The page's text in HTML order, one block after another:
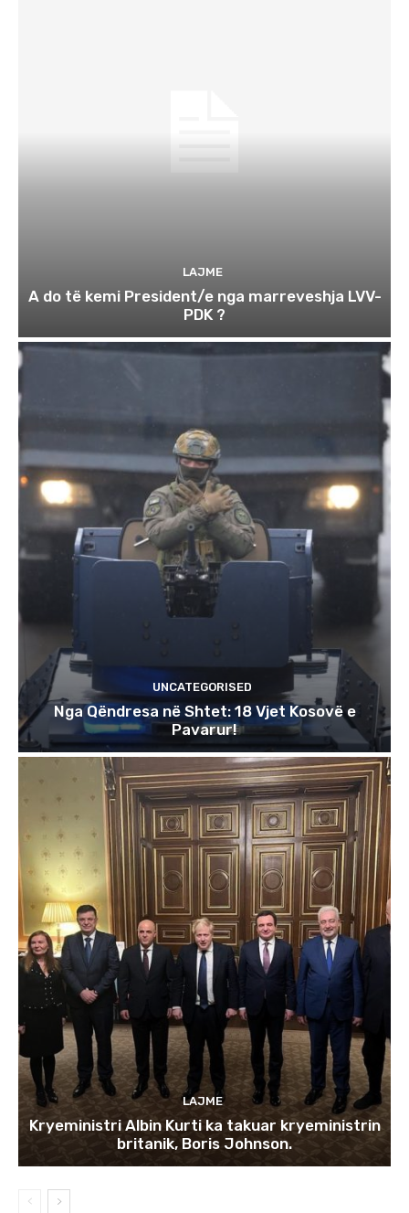
LAJME
A do të kemi President/e nga marreveshja LVV-
PDK ?
UNCATEGORISED
Nga Qëndresa në Shtet: 18 Vjet Kosovë e
Pavarur!
LAJME
Kryeministri Albin Kurti ka takuar kryeministrin
britanik, Boris Johnson.